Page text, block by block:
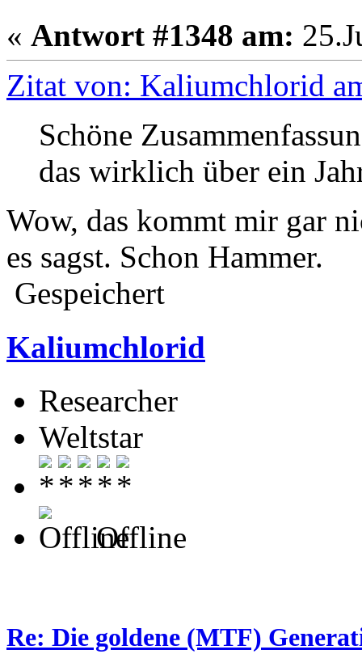
« Antwort #1348 am:
Zitat von: Kaliumchlorid
Schöne
das wirklich über ein
Wow, das kommt mir gar
es sagst. Schon Hammer.
Gespeichert
Kaliumchlorid
Researcher
Weltstar
Offline
Re: Die goldene (MTF)